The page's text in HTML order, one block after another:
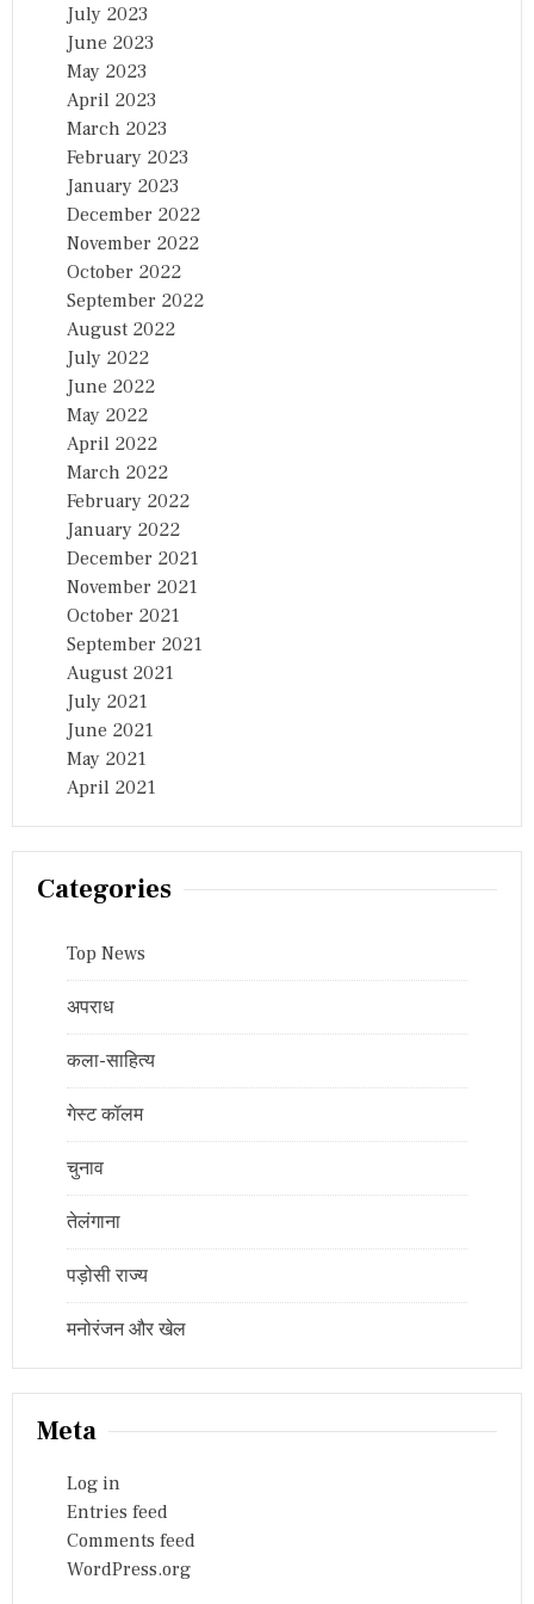
July 2023
June 2023
May 2023
April 2023
March 2023
February 2023
January 2023
December 2022
November 2022
October 2022
September 2022
August 2022
July 2022
June 2022
May 2022
April 2022
March 2022
February 2022
January 2022
December 2021
November 2021
October 2021
September 2021
August 2021
July 2021
June 2021
May 2021
April 2021
Categories
Top News
अपराध
कला-साहित्य
गेस्ट कॉलम
चुनाव
तेलंगाना
पड़ोसी राज्य
मनोरंजन और खेल
Meta
Log in
Entries feed
Comments feed
WordPress.org